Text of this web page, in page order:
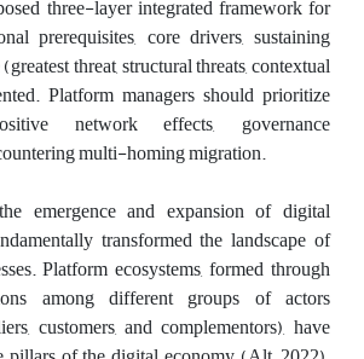
three-layer integrated framework for
prerequisites, core drivers, sustaining
threat, structural threats, contextual
Platform managers should prioritize
network effects, governance
multi-homing migration.
emergence and expansion of digital
transformed the landscape of
Platform ecosystems, formed through
among different groups of actors
customers, and complementors), have